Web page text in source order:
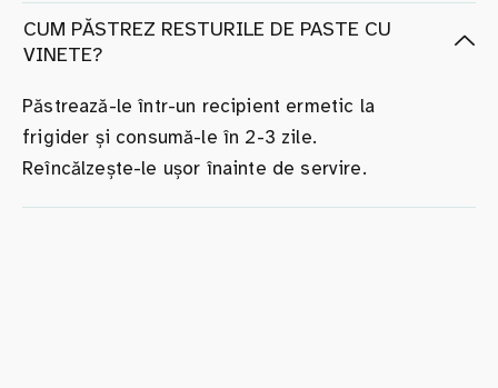
CUM PĂSTREZ RESTURILE DE PASTE CU
VINETE?
Păstrează-le într-un recipient ermetic la
frigider și consumă-le în 2-3 zile.
Reîncălzește-le ușor înainte de servire.